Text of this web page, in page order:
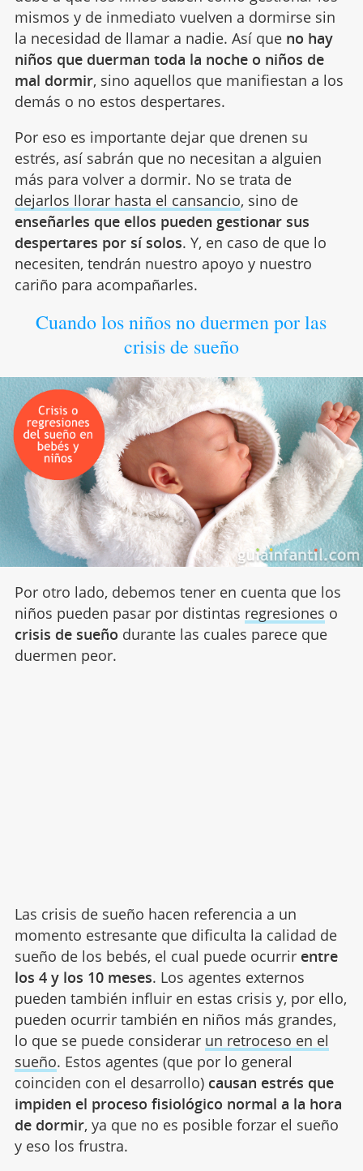
mismos y de inmediato vuelven a dormirse sin
la necesidad de llamar a nadie. Así que no hay
niños que duerman toda la noche o niños de
mal dormir, sino aquellos que manifiestan a los
demás o no estos despertares.
Por eso es importante dejar que drenen su
estrés, así sabrán que no necesitan a alguien
más para volver a dormir. No se trata de
dejarlos llorar hasta el cansancio, sino de
enseñarles que ellos pueden gestionar sus
despertares por sí solos. Y, en caso de que lo
necesiten, tendrán nuestro apoyo y nuestro
cariño para acompañarles.
Cuando los niños no duermen por las
crisis de sueño
Por otro lado, debemos tener en cuenta que los
niños pueden pasar por distintas regresiones o
crisis de sueño durante las cuales parece que
duermen peor.
Las crisis de sueño hacen referencia a un
momento estresante que dificulta la calidad de
sueño de los bebés, el cual puede ocurrir entre
los 4 y los 10 meses. Los agentes externos
pueden también influir en estas crisis y, por ello,
pueden ocurrir también en niños más grandes,
lo que se puede considerar un retroceso en el
sueño. Estos agentes (que por lo general
coinciden con el desarrollo) causan estrés que
impiden el proceso fisiológico normal a la hora
de dormir, ya que no es posible forzar el sueño
y eso los frustra.